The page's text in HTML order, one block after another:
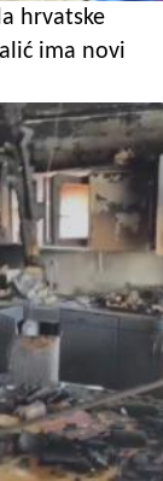
hrvatske
ima novi